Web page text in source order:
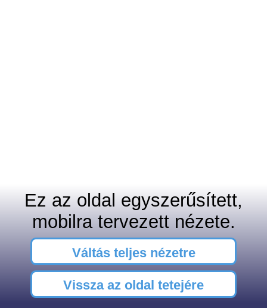
Ez az oldal egyszerűsített,
mobilra tervezett nézete.
Váltás teljes nézetre
Vissza az oldal tetejére